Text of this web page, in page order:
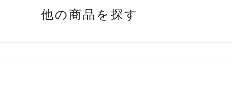
他の商品を探す